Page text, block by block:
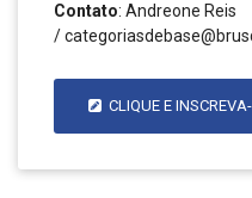
Contato: Andreone Reis
/
CLIQUE E